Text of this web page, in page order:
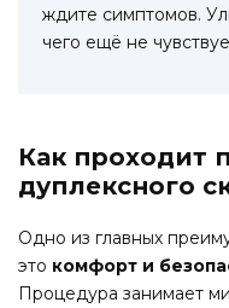
ждите симптомов.
чего ещё не
Как проходит
дуплексного
Одно из главных
это комфорт и
Процедура занимает